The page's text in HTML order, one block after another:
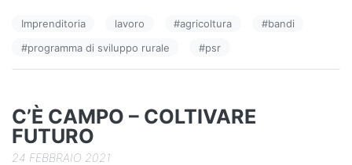
b
o
k
dI
n
vi
di
Imprenditoria lavoro #agricoltura #bandi
#programma di sviluppo rurale #psr
C’È CAMPO – COLTIVARE
FUTURO
24 FEBBRAIO 2021